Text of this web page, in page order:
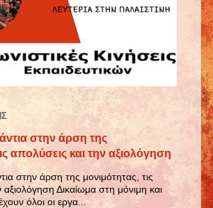
στην άρση της
απολύσεις και την αξιολόγηση
στην άρση της μονιμότητας, τις
αξιολόγηση Δικαίωμα στη μόνιμη και
όλοι οι εργα...